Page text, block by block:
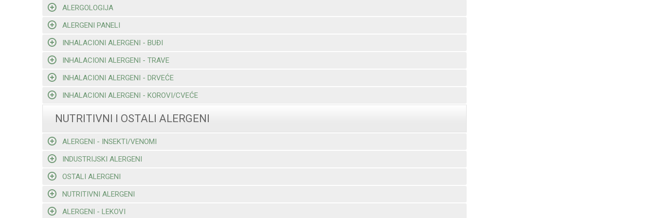
ALERGOLOGIJA
ALERGENI PANELI
INHALACIONI ALERGENI - BUĐI
INHALACIONI ALERGENI - TRAVE
INHALACIONI ALERGENI - DRVEĆE
INHALACIONI ALERGENI - KOROVI/CVEĆE
NUTRITIVNI I OSTALI ALERGENI
ALERGENI - INSEKTI/VENOMI
INDUSTRIJSKI ALERGENI
OSTALI ALERGENI
NUTRITIVNI ALERGENI
ALERGENI - LEKOVI